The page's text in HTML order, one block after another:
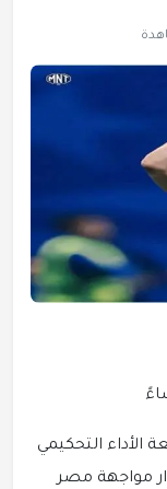
الأداء التحكيمي
مواجهة مصر